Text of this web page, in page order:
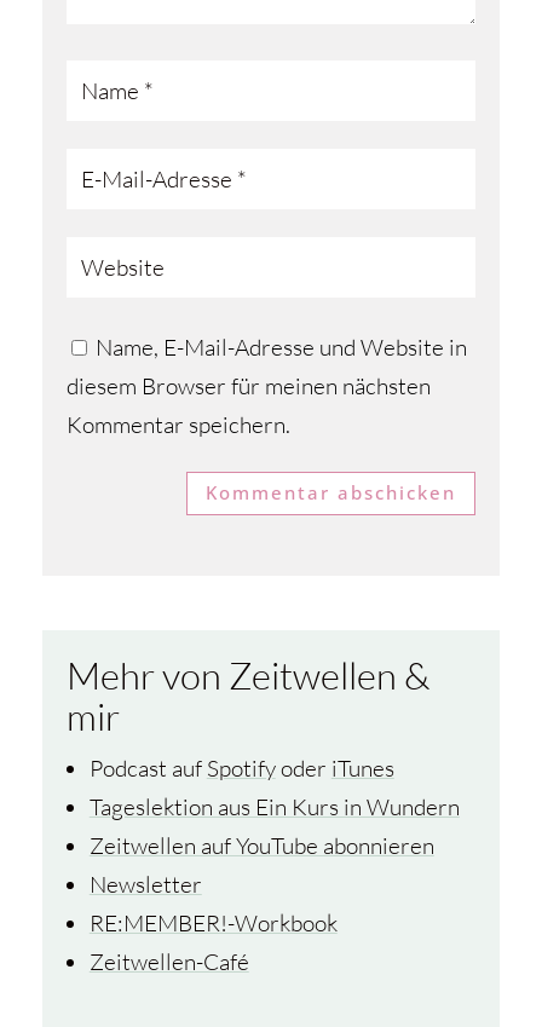
Name, E-Mail-Adresse und Website in
diesem Browser für meinen nächsten
Kommentar speichern.
Kommentar abschicken
Mehr von Zeitwellen &
mir
Podcast auf Spotifyoder iTunes
Tageslektion aus Ein Kurs in Wundern
Zeitwellen auf YouTube abonnieren
Newsletter
RE:MEMBER!-Workbook
Zeitwellen-Café